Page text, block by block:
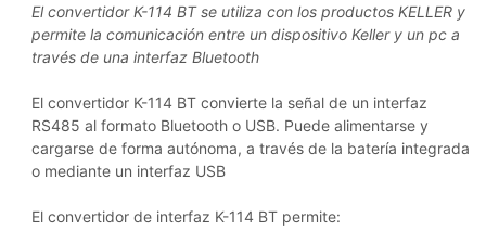
El convertidor K-114 BT se utiliza con los productos KELLER y
permite la comunicación entre un dispositivo Keller y un pc a
través de una interfaz Bluetooth
El convertidor K-114 BT convierte la señal de un interfaz
RS485 al formato Bluetooth o USB. Puede alimentarse y
cargarse de forma autónoma, a través de la batería integrada
o mediante un interfaz USB
El convertidor de interfaz K-114 BT permite: